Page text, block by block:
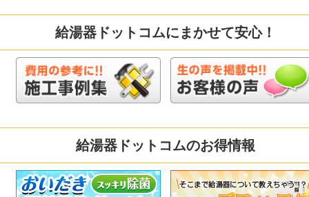
給湯器ドットコムにまかせて安心！
給湯器ドットコムのお得情報